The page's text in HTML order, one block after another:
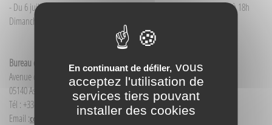
- Du 6 juillet / au 30 août : du lundi au samedi de 9h à 12h00 et de 14h à 18h
Dimanche et jour férié : 9h à 12h00
Bureau d'Informations touristiques Aspres-sur-Buëch
Avenue de la Gare
05140 Aspres-sur-Buëch - France
Tél : +33(0)4 92 58 68 88
Email :contact@sources-du-buech.com
En continuant de défiler, vous
acceptez l'utilisation de
services tiers pouvant
installer des cookies